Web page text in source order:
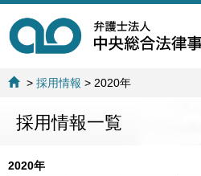
>採用情報 > 2020年
採用情報一覧
2020年